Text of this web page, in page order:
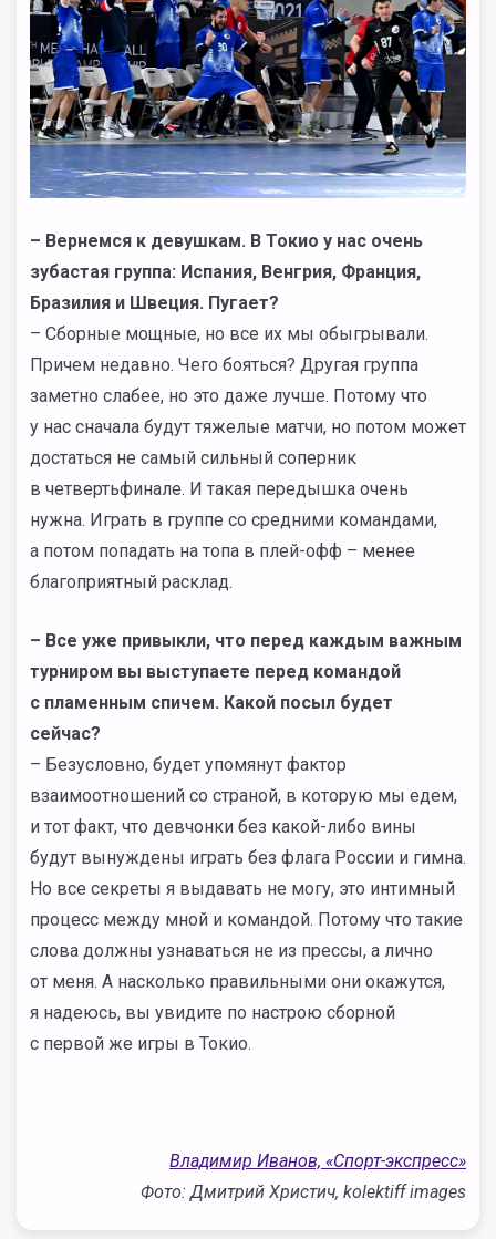
– Вернемся к девушкам. В Токио у нас очень
зубастая группа: Испания, Венгрия, Франция,
Бразилия и Швеция. Пугает?
– Сборные мощные, но все их мы обыгрывали.
Причем недавно. Чего бояться? Другая группа
заметно слабее, но это даже лучше. Потому что
у нас сначала будут тяжелые матчи, но потом может
достаться не самый сильный соперник
в четвертьфинале. И такая передышка очень
нужна. Играть в группе со средними командами,
а потом попадать на топа в плей-офф – менее
благоприятный расклад.
– Все уже привыкли, что перед каждым важным
турниром вы выступаете перед командой
с пламенным спичем. Какой посыл будет
сейчас?
– Безусловно, будет упомянут фактор
взаимоотношений со страной, в которую мы едем,
и тот факт, что девчонки без какой-либо вины
будут вынуждены играть без флага России и гимна.
Но все секреты я выдавать не могу, это интимный
процесс между мной и командой. Потому что такие
слова должны узнаваться не из прессы, а лично
от меня. А насколько правильными они окажутся,
я надеюсь, вы увидите по настрою сборной
с первой же игры в Токио.
Владимир Иванов, «Спорт-экспресс»
Фото: Дмитрий Христич, kolektiff images